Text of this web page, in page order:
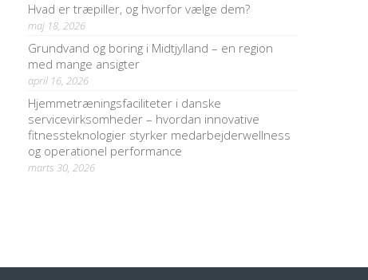
Hvad er træpiller, og hvorfor vælge dem?
maj 18, 2026
Grundvand og boring i Midtjylland – en region
med mange ansigter
april 16, 2026
Hjemmetræningsfaciliteter i danske
servicevirksomheder – hvordan innovative
fitnessteknologier styrker medarbejderwellness
og operationel performance
marts 30, 2026